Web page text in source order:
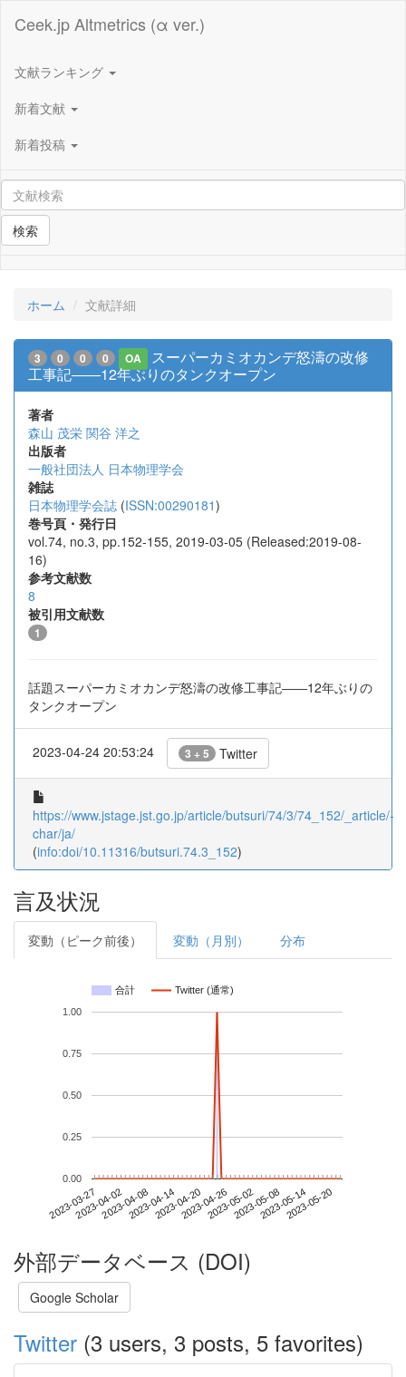
Ceek.jp Altmetrics (α ver.)
文献ランキング
新着文献
新着投稿
検索
ホーム 文献詳細
3 0 0 0 OA
スーパーカミオカンデ怒濤の改修
工事記――12年ぶりのタンクオープン
著者
森山 茂栄 関谷 洋之
出版者
一般社団法人 日本物理学会
雑誌
日本物理学会誌 (ISSN:00290181)
巻号頁・発行日
vol.74, no.3, pp.152-155, 2019-03-05 (Released:2019-08-
16)
参考文献数
8
被引用文献数
1
話題スーパーカミオカンデ怒濤の改修工事記――12年ぶりの
タンクオープン
2023-04-24 20:53:24 3 + 5 Twitter
https://www.jstage.jst.go.jp/article/butsuri/74/3/74_152/_article/-
char/ja/
(info:doi/10.11316/butsuri.74.3_152)
言及状況
変動（ピーク前後） 変動（月別） 分布
合計 Twitter (通常)
2023-03-272023-04-022023-04-082023-04-142023-04-202023-04-262023-05-022023-05-082023-05-142023-05-20
0.00
0.25
0.50
0.75
1.00
外部データベース (DOI)
Google Scholar
Twitter (3 users, 3 posts, 5 favorites)